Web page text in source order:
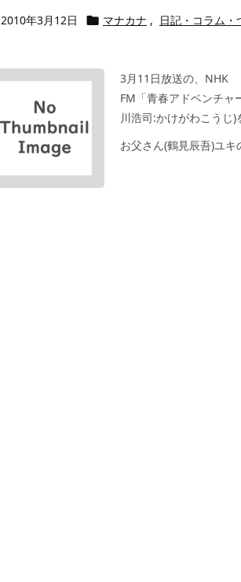
2010年3月12日  マナカナ , 日記・コラム・
3月11日放送の、NHK
FM「青春アドベンチャ
川浩司:かけがわこうじ)
お父さん(鶴見辰吾)ユ